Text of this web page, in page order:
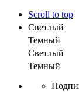
Scroll to top
Светлый
Темный
Светлый
Темный